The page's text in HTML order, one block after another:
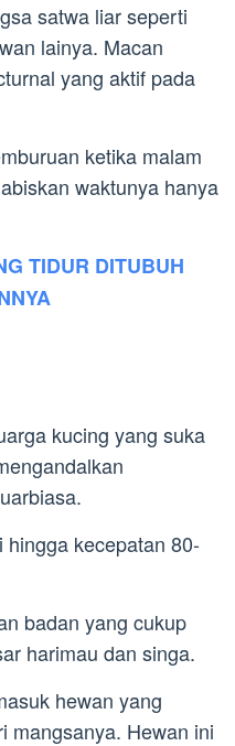
satwa liar seperti
lainya. Macan
yang aktif pada
ketika malam
waktunya hanya
TIDUR DITUBUH
kucing yang suka
kecepatan 80-
badan yang cukup
harimau dan singa.
hewan yang
mangsanya. Hewan ini